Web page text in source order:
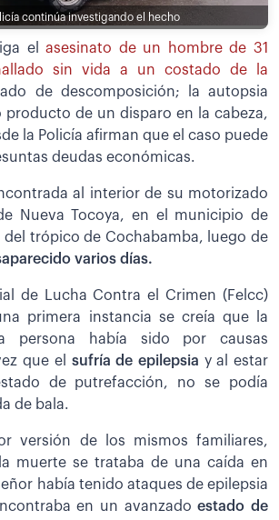
continúa investigando el hecho
elasesinato de un hombre de 31
sin vida a un costado de la
de descomposición; la autopsia
producto de un disparo en la cabeza,
la Policía afirman que el caso puede
deudas económicas.
al interior de su motorizado
Nueva Tocoya, en el municipio de
del trópico de Cochabamba, luego de
varios días.
de Lucha Contra el Crimen (Felcc)
primera instancia se creía que la
persona había sido por causas
que el sufría de epilepsia y al estar
de putrefacción, no se podía
de bala.
versión de los mismos familiares,
muerte se trataba de una caída en
había tenido ataques de epilepsia
en un avanzadoestado de